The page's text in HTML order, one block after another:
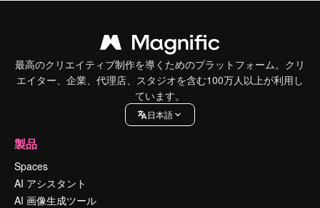
最高のクリエイティブ制作を導くためのプラットフォーム。クリ
エイター、企業、代理店、スタジオを含む100万人以上が利用し
ています。
日本語
製品
Spaces
AI アシスタント
AI 画像生成ツール